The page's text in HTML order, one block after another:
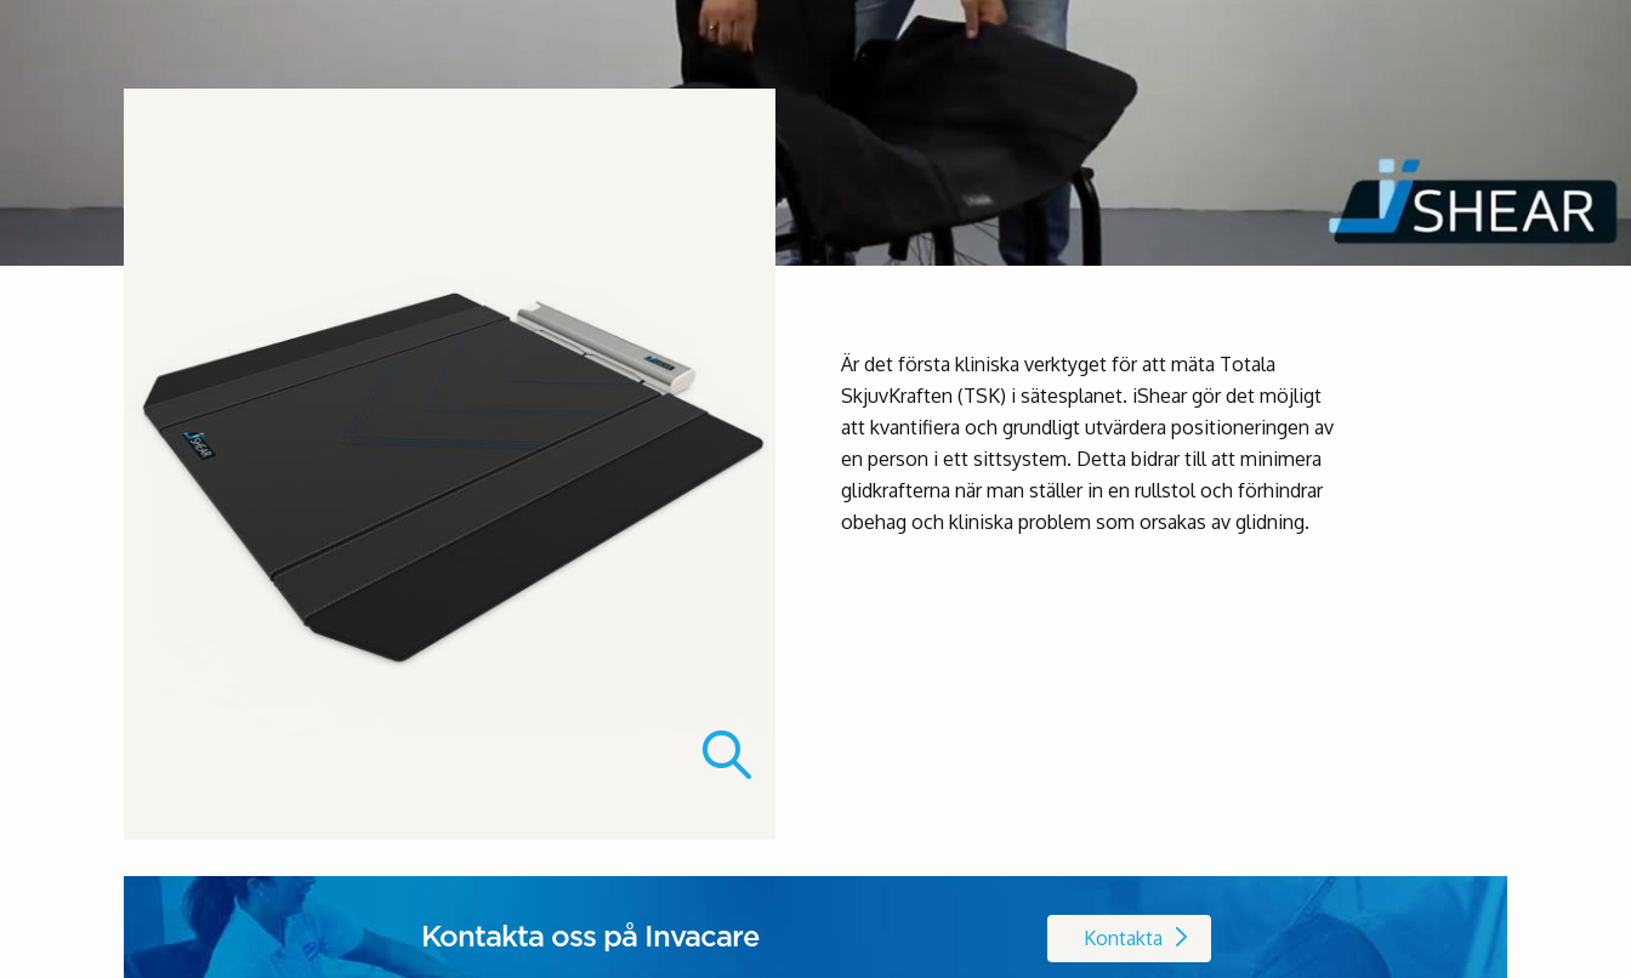
Är det första kliniska verktyget för att mäta Totala
SkjuvKraften (TSK) i sätesplanet. iShear gör det möjligt
att kvantifiera och grundligt utvärdera positioneringen av
en person i ett sittsystem. Detta bidrar till att minimera
glidkrafterna när man ställer in en rullstol och förhindrar
obehag och kliniska problem som orsakas av glidning.
Kontakta oss på Invacare Kontakta